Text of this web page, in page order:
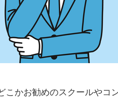
こかお勧めのスクールや